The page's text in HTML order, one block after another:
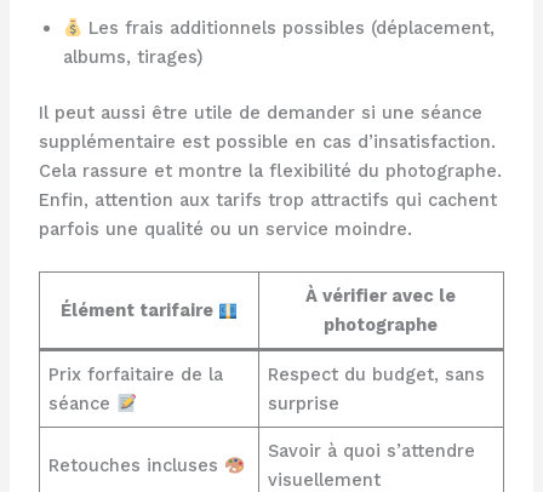
Les frais additionnels possibles (déplacement,
albums, tirages)
Il peut aussi être utile de demander si une séance
supplémentaire est possible en cas d’insatisfaction.
Cela rassure et montre la flexibilité du photographe.
Enfin, attention aux tarifs trop attractifs qui cachent
parfois une qualité ou un service moindre.
Élément tarifaire
À vérifier avec le
photographe
Prix forfaitaire de la
séance
Respect du budget, sans
surprise
Retouches incluses
Savoir à quoi s’attendre
visuellement